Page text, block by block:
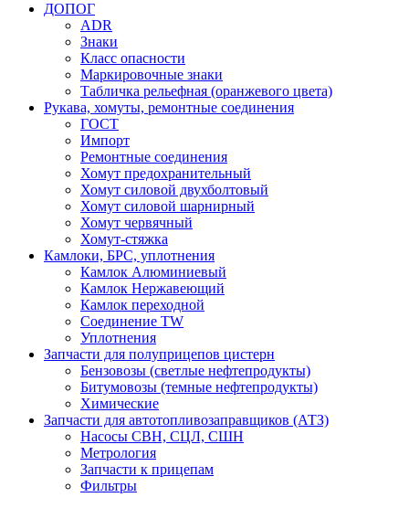
ДОПОГ
ADR
Знаки
Класс опасности
Маркировочные знаки
Табличка рельефная (оранжевого цвета)
Рукава, хомуты, ремонтные соединения
ГОСТ
Импорт
Ремонтные соединения
Хомут предохранительный
Хомут силовой двухболтовый
Хомут силовой шарнирный
Хомут червячный
Хомут-стяжка
Камлоки, БРС, уплотнения
Камлок Алюминиевый
Камлок Нержавеющий
Камлок переходной
Соединение TW
Уплотнения
Запчасти для полуприцепов цистерн
Бензовозы (светлые нефтепродукты)
Битумовозы (темные нефтепродукты)
Химические
Запчасти для автотопливозаправщиков (АТЗ)
Насосы СВН, СЦЛ, СШН
Метрология
Запчасти к прицепам
Фильтры